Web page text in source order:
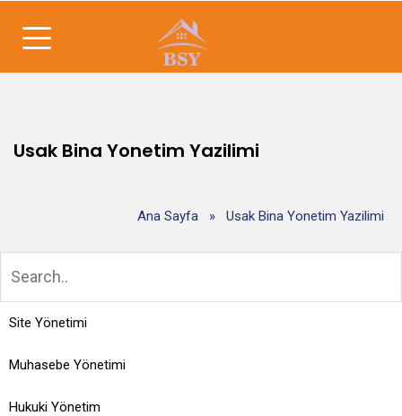
Usak Bina Yonetim Yazilimi
Ana Sayfa » Usak Bina Yonetim Yazilimi
Site Yönetimi
Muhasebe Yönetimi
Hukuki Yönetim